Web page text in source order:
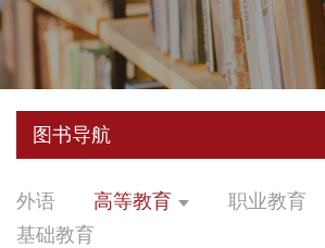
图书导航
外语 高等教育
职业教育
基础教育